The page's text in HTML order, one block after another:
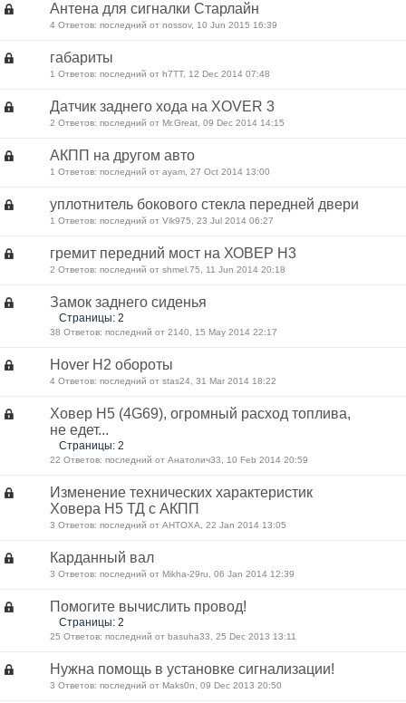
Антена для сигналки Старлайн
4 Ответов: последний от nossov, 10 Jun 2015 16:39
габариты
1 Ответов: последний от h7TT, 12 Dec 2014 07:48
Датчик заднего хода на XOVER 3
2 Ответов: последний от Mr.Great, 09 Dec 2014 14:15
АКПП на другом авто
1 Ответов: последний от ayam, 27 Oct 2014 13:00
уплотнитель бокового стекла передней двери
1 Ответов: последний от Vik975, 23 Jul 2014 06:27
гремит передний мост на ХОВЕР Н3
2 Ответов: последний от shmel.75, 11 Jun 2014 20:18
Замок заднего сиденья
Страницы: 2
38 Ответов: последний от 2140, 15 May 2014 22:17
Hover H2 обороты
4 Ответов: последний от stas24, 31 Mar 2014 18:22
Ховер Н5 (4G69), огромный расход топлива,
не едет...
Страницы: 2
22 Ответов: последний от Анатолич33, 10 Feb 2014 20:59
Изменение технических характеристик
Ховера Н5 ТД с АКПП
3 Ответов: последний от AHTOXA, 22 Jan 2014 13:05
Карданный вал
3 Ответов: последний от Mikha-29ru, 06 Jan 2014 12:39
Помогите вычислить провод!
Страницы: 2
25 Ответов: последний от basuha33, 25 Dec 2013 13:11
Нужна помощь в установке сигнализации!
3 Ответов: последний от Maks0n, 09 Dec 2013 20:50